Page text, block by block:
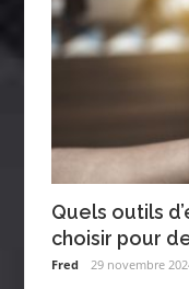
Quels outils
choisir pour
Fred 29 novembre